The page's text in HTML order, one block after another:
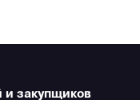
и закупщиков